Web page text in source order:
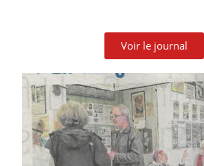
Voir le journal